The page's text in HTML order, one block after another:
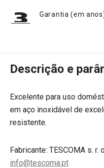
Garantia (em
Descrição e
Excelente para uso
em aço inoxidável de
resistente.
Fabricante: TESCOMA s.
info@tescoma.pt